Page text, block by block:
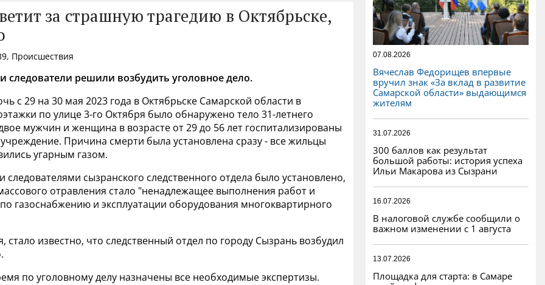
за страшную трагедию в Октябрьске,
Происшествия
следователи решили возбудить уголовное дело.
с 29 на 30 мая 2023 года в Октябрьске Самарской области в
по улице 3-го Октября было обнаружено тело 31-летнего
мужчин и женщина в возрасте от 29 до 56 лет госпитализированы
Причина смерти была установлена сразу - все жильцы
угарным газом.
следователями сызранского следственного отдела было установлено,
отравления стало "ненадлежащее выполнения работ и
по газоснабжению и эксплуатации оборудования многоквартирного
стало известно, что следственный отдел по городу Сызрань возбудил
по уголовному делу назначены все необходимые экспертизы.
07.08.2026
Вячеслав Федорищев впервые
вручил знак «За вклад в развитие
Самарской области» выдающимся
жителям
31.07.2026
300 баллов как результат
большой работы: история успеха
Ильи Макарова из Сызрани
16.07.2026
В налоговой службе сообщили о
важном изменении с 1 августа
13.07.2026
Площадка для старта: в Самаре